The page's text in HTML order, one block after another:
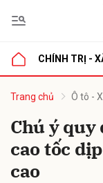
CHÍNH TRỊ -
Trang chủ Ô tô -
Chú ý
cao tốc
cao
luận